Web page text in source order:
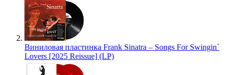
Виниловая пластинка Frank Sinatra – Songs For Swingin`
Lovers [2025 Reissue] (LP)